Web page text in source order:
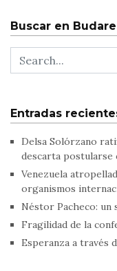
Buscar en
Entradas
Delsa Solórzano
descarta postularse
Venezuela
organismos
Néstor Pacheco: un
Fragilidad de la
Esperanza a través